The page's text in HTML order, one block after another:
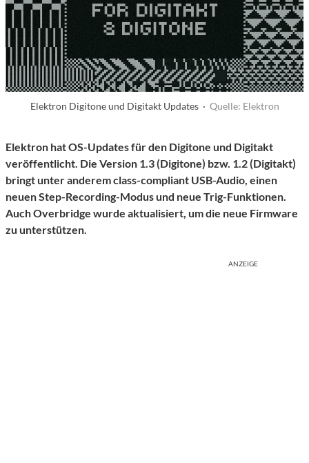
Elektron Digitone und Digitakt Updates · Quelle: Elektron
Elektron hat OS-Updates für den Digitone und Digitakt
veröffentlicht. Die Version 1.3 (Digitone) bzw. 1.2 (Digitakt)
bringt unter anderem class-compliant USB-Audio, einen
neuen Step-Recording-Modus und neue Trig-Funktionen.
Auch Overbridge wurde aktualisiert, um die neue Firmware
zu unterstützen.
ANZEIGE